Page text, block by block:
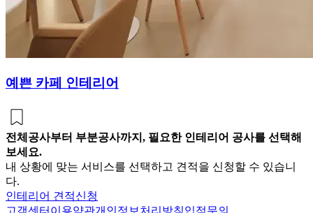
예쁜 카페 인테리어
전체공사부터 부분공사까지, 필요한 인테리어 공사를 선택해
보세요.
내 상황에 맞는 서비스를 선택하고 견적을 신청할 수 있습니
다.
인테리어 견적신청
고객센터 이용약관개인정보처리방침입점문의